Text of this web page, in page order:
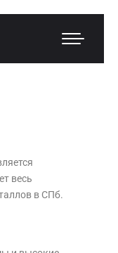
весь
в СПб.